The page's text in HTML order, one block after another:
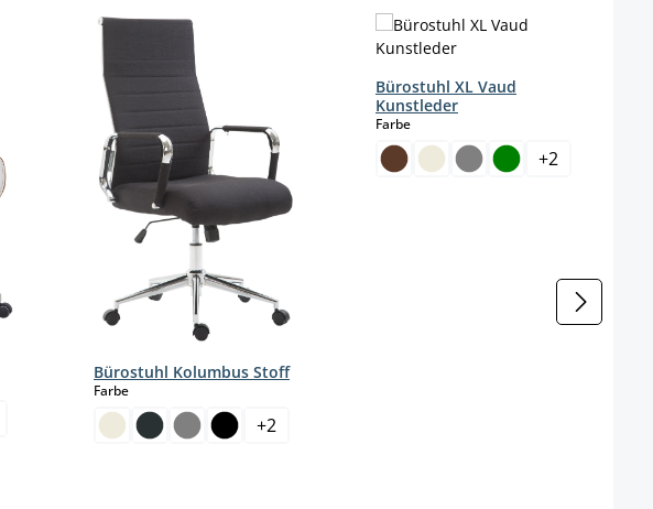
Bürostuhl Kolumbus Stoff
Farbeauswählen
+2
Bürostuhl XL Vaud
Kunstleder
Farbeauswählen
+2